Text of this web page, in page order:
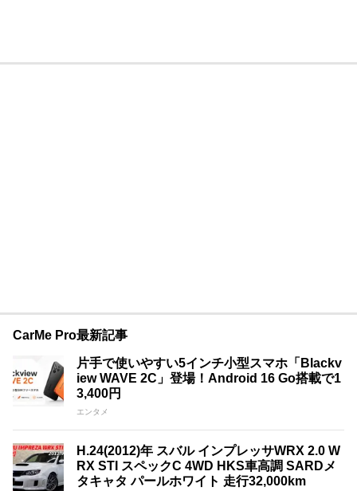
CarMe Pro最新記事
片手で使いやすい5インチ小型スマホ「Blackv
iew WAVE 2C」登場！Android 16 Go搭載で1
3,400円
エンタメ
H.24(2012)年 スバル インプレッサWRX 2.0 W
RX STI スペックC 4WD HKS車高調 SARDメ
タキャタ パールホワイト 走行32,000km